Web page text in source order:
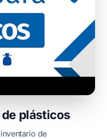
de plásticos
de